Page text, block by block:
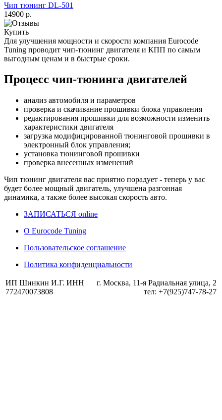
Чип тюнинг DL-501
14900 р.
Купить
Для улучшения мощности и скорости компания Eurocode
Tuning проводит чип-тюнинг двигателя и КПП по самым
выгодным ценам и в быстрые сроки.
Процесс чип-тюнинга двигателей
анализ автомобиля и параметров
проверка и скачивание прошивки блока управления
редактирования прошивки для возможности изменить
характеристики двигателя
загрузка модифицированной тюнинговой прошивки в
электронный блок управления;
установка тюнинговой прошивки
проверка внесенных изменений
Чип тюнинг двигателя вас приятно порадует - теперь у вас
будет более мощный двигатель, улучшена разгонная
динамика, а также более высокая скорость авто.
ЗАПИСАТЬСЯ online
О Eurocode Tuning
Пользовательское соглашение
Политика конфиденциальности
ИП Шинкин И.Г. ИНН
772470073808
г. Москва, 11-я Радиальная улица, 2
тел: +7(925)747-78-27